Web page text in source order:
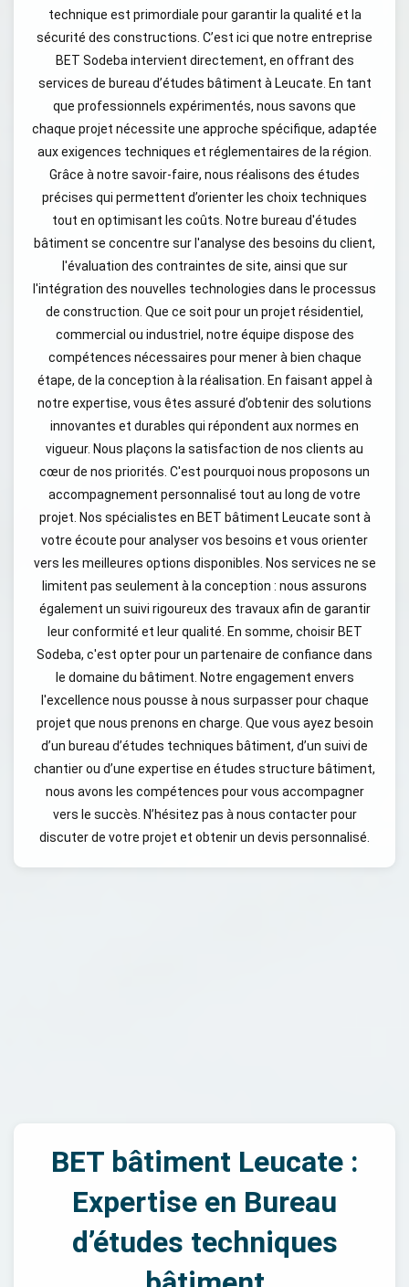
technique est primordiale pour garantir la qualité et la
sécurité des constructions. C’est ici que notre entreprise
BET Sodeba intervient directement, en offrant des
services de bureau d’études bâtiment à Leucate. En tant
que professionnels expérimentés, nous savons que
chaque projet nécessite une approche spécifique, adaptée
aux exigences techniques et réglementaires de la région.
Grâce à notre savoir-faire, nous réalisons des études
précises qui permettent d’orienter les choix techniques
tout en optimisant les coûts. Notre bureau d'études
bâtiment se concentre sur l'analyse des besoins du client,
l'évaluation des contraintes de site, ainsi que sur
l'intégration des nouvelles technologies dans le processus
de construction. Que ce soit pour un projet résidentiel,
commercial ou industriel, notre équipe dispose des
compétences nécessaires pour mener à bien chaque
étape, de la conception à la réalisation. En faisant appel à
notre expertise, vous êtes assuré d’obtenir des solutions
innovantes et durables qui répondent aux normes en
vigueur. Nous plaçons la satisfaction de nos clients au
cœur de nos priorités. C'est pourquoi nous proposons un
accompagnement personnalisé tout au long de votre
projet. Nos spécialistes en BET bâtiment Leucate sont à
votre écoute pour analyser vos besoins et vous orienter
vers les meilleures options disponibles. Nos services ne se
limitent pas seulement à la conception : nous assurons
également un suivi rigoureux des travaux afin de garantir
leur conformité et leur qualité. En somme, choisir BET
Sodeba, c'est opter pour un partenaire de confiance dans
le domaine du bâtiment. Notre engagement envers
l'excellence nous pousse à nous surpasser pour chaque
projet que nous prenons en charge. Que vous ayez besoin
d’un bureau d’études techniques bâtiment, d’un suivi de
chantier ou d’une expertise en études structure bâtiment,
nous avons les compétences pour vous accompagner
vers le succès. N’hésitez pas à nous contacter pour
discuter de votre projet et obtenir un devis personnalisé.
BET bâtiment Leucate :
Expertise en Bureau
d’études techniques